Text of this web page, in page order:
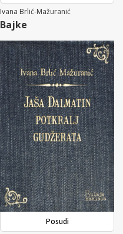
Ivana Brlić-Mažuranić
Bajke
Posudi